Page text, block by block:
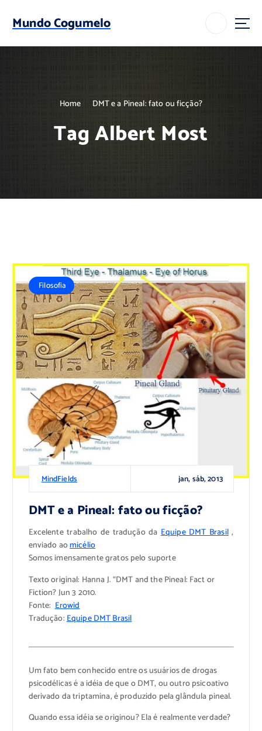
p
Mundo Cogumelo
Home DMT e a Pineal: fato ou ficção?
Tag Albert Most
MindFields jan, sáb, 2013
Filosofia
DMT e a Pineal: fato ou ficção?
Excelente trabalho de tradução daEquipe DMT Brasil,
enviado aomicélio
Somos imensamente gratos pelo suporte
Texto original: Hanna J. “DMT and the Pineal: Fact or
Fiction? Jun 3 2010.
Fonte:Erowid
Tradução:Equipe DMT Brasil
Um fato bem conhecido entre os usuários de drogas
psicodélicas é a idéia de que o DMT, ou outro psicoativo
derivado da triptamina, é produzido pela glândula pineal.
Quando essa idéia se originou? Ela é realmente verdade?